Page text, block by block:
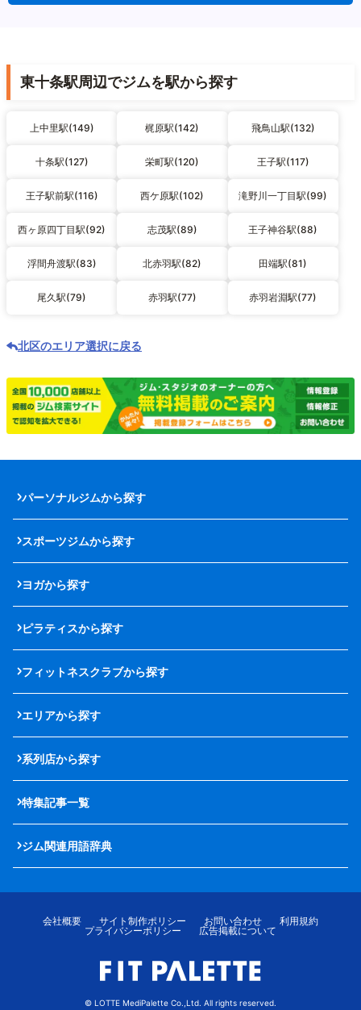
東十条駅周辺でジムを駅から探す
上中里駅(149) 梶原駅(142) 飛鳥山駅(132)
十条駅(127) 栄町駅(120) 王子駅(117)
王子駅前駅(116) 西ケ原駅(102) 滝野川一丁目駅(99)
西ヶ原四丁目駅(92) 志茂駅(89) 王子神谷駅(88)
浮間舟渡駅(83) 北赤羽駅(82) 田端駅(81)
尾久駅(79) 赤羽駅(77) 赤羽岩淵駅(77)
北区のエリア選択に戻る
パーソナルジムから探す
スポーツジムから探す
ヨガから探す
ピラティスから探す
フィットネスクラブから探す
エリアから探す
系列店から探す
特集記事一覧
ジム関連用語辞典
会社概要 サイト制作ポリシー お問い合わせ
利用規約
プライバシーポリシー
広告掲載について
© LOTTE MediPalette Co.,Ltd. All rights reserved.